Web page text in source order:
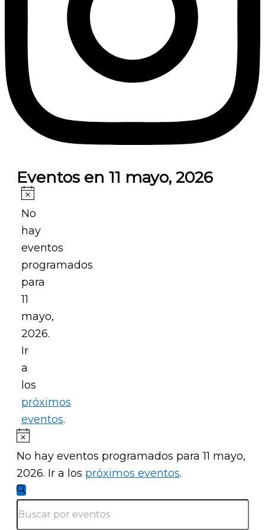
Eventos en 11 mayo, 2026
Aviso
No
hay
eventos
programados
para
11
mayo,
2026.
Ir
a
los
próximos
eventos.
Aviso
No hay eventos programados para 11 mayo,
2026. Ir a los próximos eventos.
Navegación
de
búsqueda
Buscar
Introduce
la